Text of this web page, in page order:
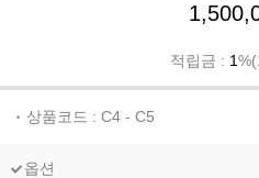
적립금 : 1
상품코드 : C4 - C5
옵션